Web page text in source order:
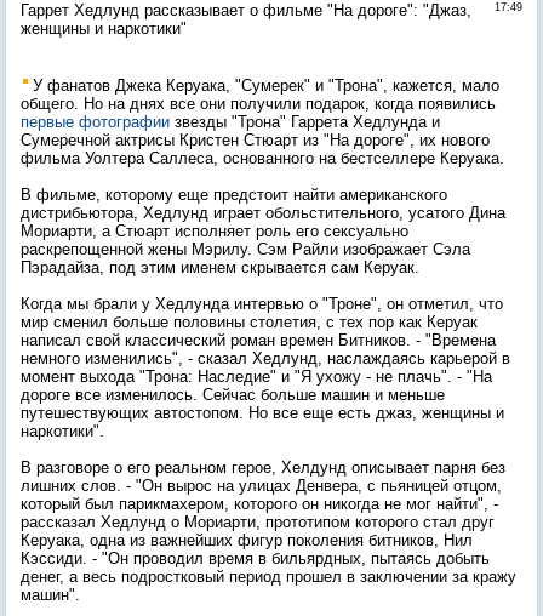
17:49
Гаррет Хедлунд рассказывает о фильме "На дороге": "Джаз,
женщины и наркотики"
У фанатов Джека Керуака, "Сумерек" и "Трона", кажется, мало
общего. Но на днях все они получили подарок, когда появились
первые фотографии звезды "Трона" Гаррета Хедлунда и
Сумеречной актрисы Кристен Стюарт из "На дороге", их нового
фильма Уолтера Саллеса, основанного на бестселлере Керуака.
В фильме, которому еще предстоит найти американского
дистрибьютора, Хедлунд играет обольстительного, усатого Дина
Мориарти, а Стюарт исполняет роль его сексуально
раскрепощенной жены Мэрилу. Сэм Райли изображает Сэла
Пэрадайза, под этим именем скрывается сам Керуак.
Когда мы брали у Хедлунда интервью о "Троне", он отметил, что
мир сменил больше половины столетия, с тех пор как Керуак
написал свой классический роман времен Битников. - "Времена
немного изменились", - сказал Хедлунд, наслаждаясь карьерой в
момент выхода "Трона: Наследие" и "Я ухожу - не плачь". - "На
дороге все изменилось. Сейчас больше машин и меньше
путешествующих автостопом. Но все еще есть джаз, женщины и
наркотики".
В разговоре о его реальном герое, Хелдунд описывает парня без
лишних слов. - "Он вырос на улицах Денвера, с пьяницей отцом,
который был парикмахером, которого он никогда не мог найти", -
рассказал Хедлунд о Мориарти, прототипом которого стал друг
Керуака, одна из важнейших фигур поколения битников, Нил
Кэссиди. - "Он проводил время в бильярдных, пытаясь добыть
денег, а весь подростковый период прошел в заключении за кражу
машин".